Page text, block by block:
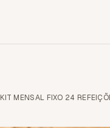
KIT MENSAL FIXO 24